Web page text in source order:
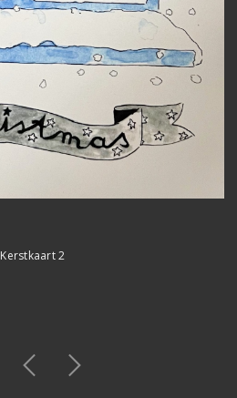
Kerstkaart 2